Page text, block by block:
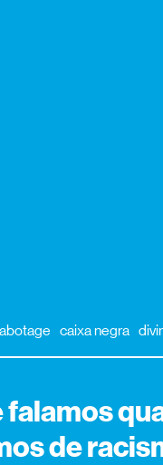
caixa negra
falamos
de